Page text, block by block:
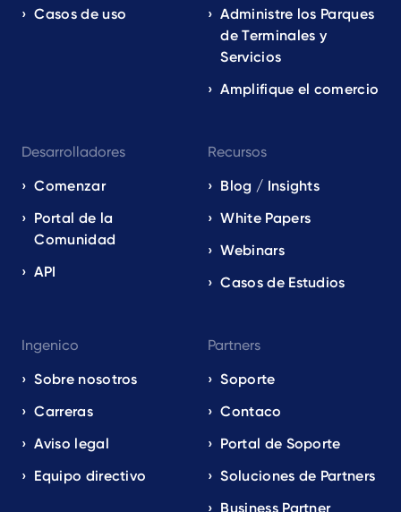
Casos de uso
Administre los Parques
de Terminales y
Servicios
Amplifique el comercio
Desarrolladores
Comenzar
Portal de la
Comunidad
API
Recursos
Blog / Insights
White Papers
Webinars
Casos de Estudios
Ingenico
Sobre nosotros
Carreras
Aviso legal
Equipo directivo
Partners
Soporte
Contaco
Portal de Soporte
Soluciones de Partners
Business Partner